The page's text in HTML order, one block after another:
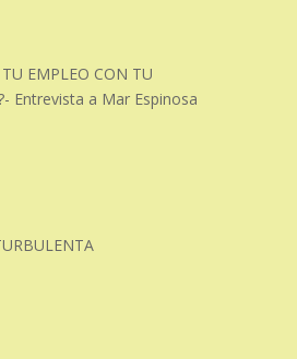
EMPLEO CON TU
Entrevista a Mar Espinosa